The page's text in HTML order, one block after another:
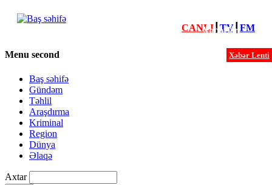
Xəbərlər
Xəbər Lenti
CANLI┃ TV┃ FM
Menu second
Baş səhifə
Gündəm
Təhlil
Araşdırma
Kriminal
Region
Dünya
Əlaqə
Axtar